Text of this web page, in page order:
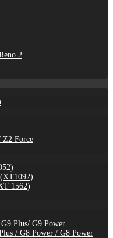
2
Z2 Force
1562)
Plus/ G9 Power
/ G8 Power / G8 Power